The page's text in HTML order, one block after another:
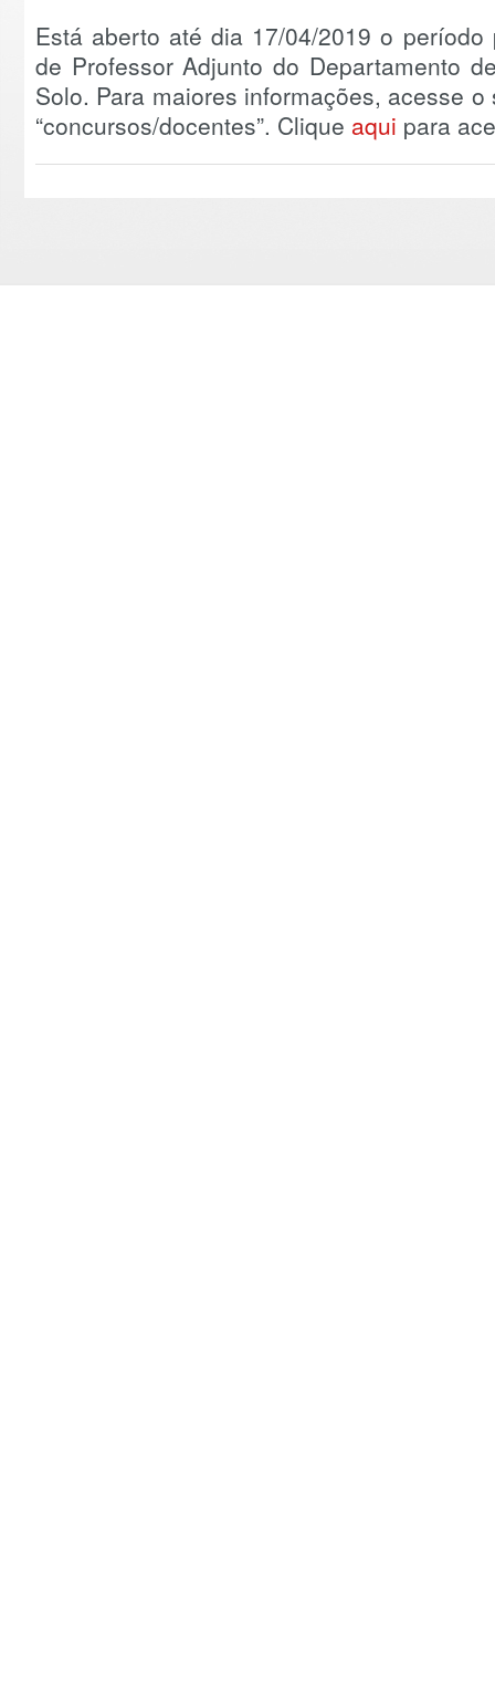
Está aberto até dia 17/04/2019 o
de Professor Adjunto do Departamento
Solo. Para maiores informações, acesse
“concursos/docentes”. Clique aqui para